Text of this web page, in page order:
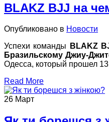
BLAKZ BJJ на
Опубликовано в Новости
Успехи команды
BLAKZ
Бразильскому Джиу-
Одесса, который прошел
Read More
26 Март